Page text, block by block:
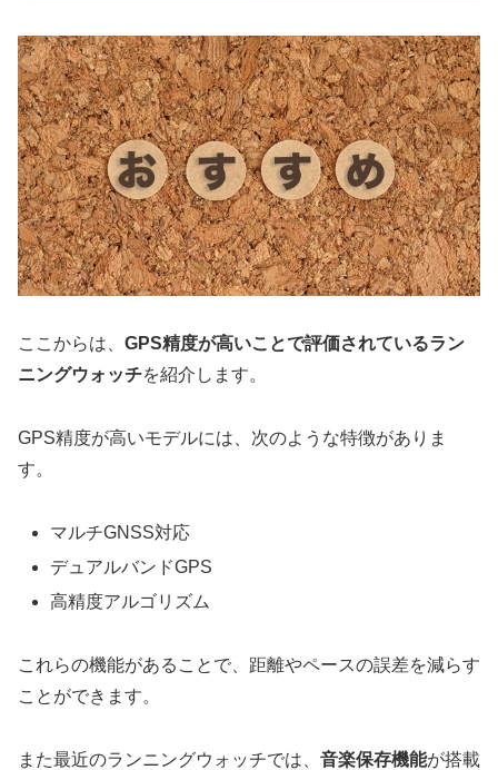
ここからは、 GPS精度が高いことで評価されているラン
ニングウォッチを紹介します。
GPS精度が高いモデルには、次のような特徴がありま
す。
マルチGNSS対応
デュアルバンドGPS
高精度アルゴリズム
これらの機能があることで、距離やペースの誤差を減らす
ことができます。
また最近のランニングウォッチでは、 音楽保存機能が搭載